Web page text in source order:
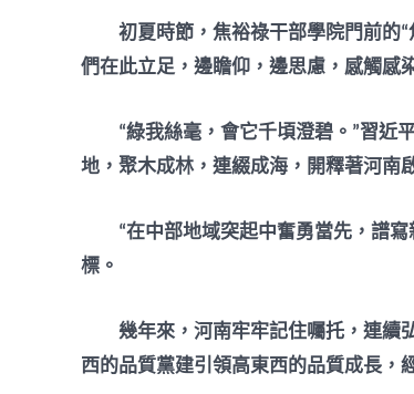
初夏時節，焦裕祿干部學院門前的
們在此立足，邊瞻仰，邊思慮，感觸感
“綠我絲毫，會它千頃澄碧。”習近
地，聚木成林，連綴成海，開釋著河南
“在中部地域突起中奮勇當先，譜
標。
幾年來，河南牢牢記住囑托，連續
西的品質黨建引領高東西的品質成長，